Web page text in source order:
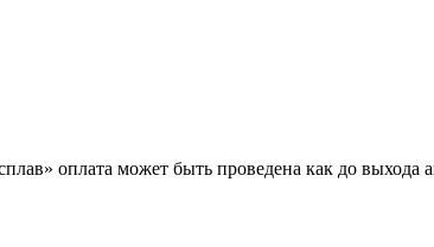
оплата может быть проведена как до